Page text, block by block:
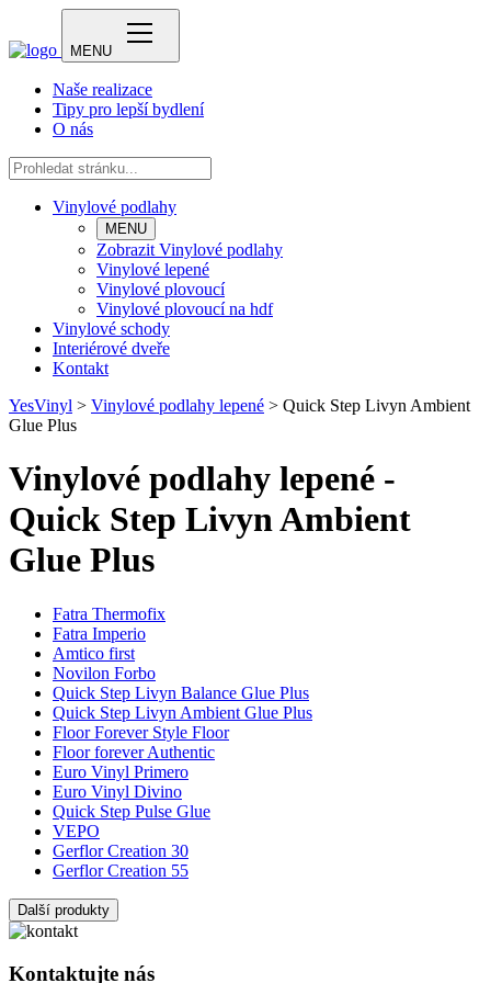
MENU
Naše realizace
Tipy pro lepší bydlení
O nás
Vinylové podlahy
MENU
Zobrazit Vinylové podlahy
Vinylové lepené
Vinylové plovoucí
Vinylové plovoucí na hdf
Vinylové schody
Interiérové dveře
Kontakt
YesVinyl > Vinylové podlahy lepené > Quick Step Livyn Ambient
Glue Plus
Vinylové podlahy lepené -
Quick Step Livyn Ambient
Glue Plus
Fatra Thermofix
Fatra Imperio
Amtico first
Novilon Forbo
Quick Step Livyn Balance Glue Plus
Quick Step Livyn Ambient Glue Plus
Floor Forever Style Floor
Floor forever Authentic
Euro Vinyl Primero
Euro Vinyl Divino
Quick Step Pulse Glue
VEPO
Gerflor Creation 30
Gerflor Creation 55
Další produkty
Kontaktujte nás